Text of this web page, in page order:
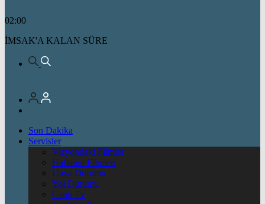
02:00
İMSAK'A KALAN SÜRE
Son Dakika
Servisler
Vizyondaki Filmler
Haftanin Filmleri
Hava Durumu
Yol Durumu
Canlı Tv